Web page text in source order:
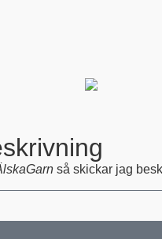
så skickar jag